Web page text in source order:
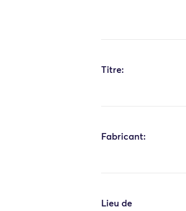
Titre:
Fabricant:
Lieu de